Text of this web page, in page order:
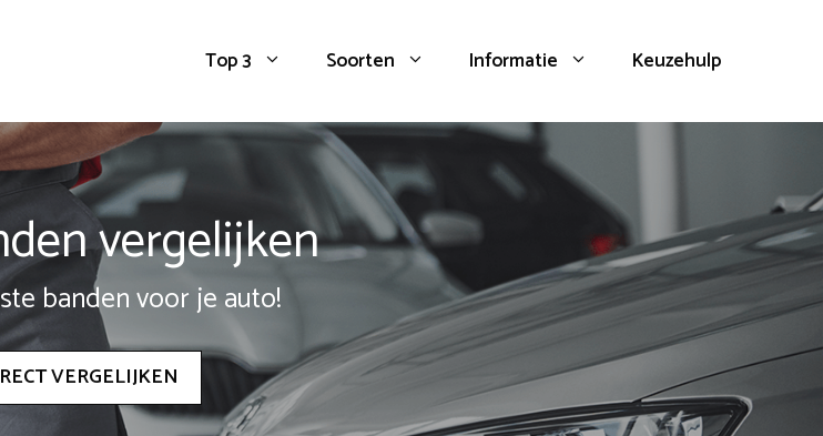
Top 3 Soorten Informatie Keuzehulp
vergelijken
banden voor je auto!
VERGELIJKEN